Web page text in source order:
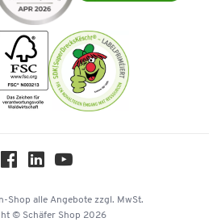
Shop alle Angebote zzgl. MwSt.
© Schäfer Shop 2026